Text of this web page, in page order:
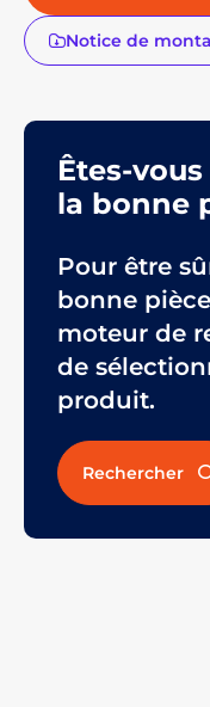
Notice de
Êtes-
la bonne
Pour être
bonne
moteur de
de
produit.
Rechercher